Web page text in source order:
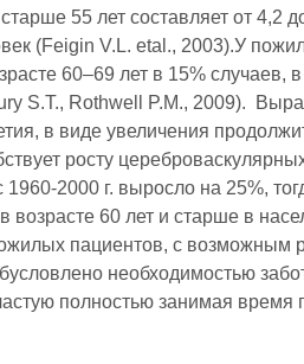
55 лет составляет от 4,2
(Feigin V.L. etal., 2003).У
60–69 лет в 15% случаев,
S.T., Rothwell P.M., 2009).
в виде увеличения
росту
2000 г. выросло на 25%,
возрасте 60 лет и старше в
пациентов, с возможным
необходимостью
полностью занимая